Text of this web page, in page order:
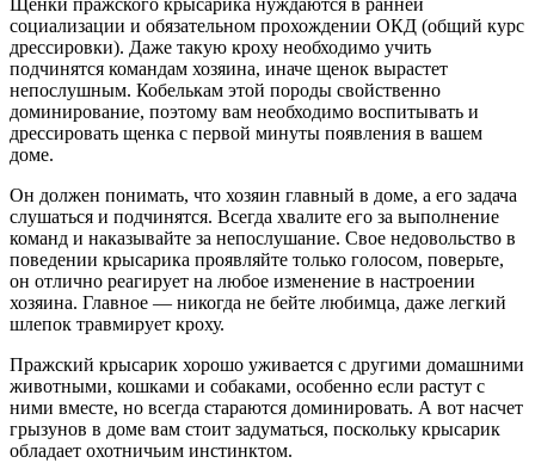
Щенки пражского крысарика нуждаются в ранней
социализации и обязательном прохождении ОКД (общий курс
дрессировки). Даже такую кроху необходимо учить
подчинятся командам хозяина, иначе щенок вырастет
непослушным. Кобелькам этой породы свойственно
доминирование, поэтому вам необходимо воспитывать и
дрессировать щенка с первой минуты появления в вашем
доме.
Он должен понимать, что хозяин главный в доме, а его задача
слушаться и подчинятся. Всегда хвалите его за выполнение
команд и наказывайте за непослушание. Свое недовольство в
поведении крысарика проявляйте только голосом, поверьте,
он отлично реагирует на любое изменение в настроении
хозяина. Главное — никогда не бейте любимца, даже легкий
шлепок травмирует кроху.
Пражский крысарик хорошо уживается с другими домашними
животными, кошками и собаками, особенно если растут с
ними вместе, но всегда стараются доминировать. А вот насчет
грызунов в доме вам стоит задуматься, поскольку крысарик
обладает охотничьим инстинктом.